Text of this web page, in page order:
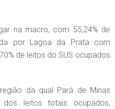
na macro, com 55,24% de
por Lagoa da Prata com
de leitos do SUS ocupados
da qual Pará de Minas
leitos totais ocupados,